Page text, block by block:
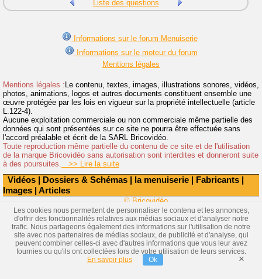
Vidéos | Dossiers & Schémas | la menuiserie | Fabricants |
Images | Articles
Liste des questions
Informations sur le forum Menuiserie
Informations sur le moteur du forum
Mentions légales
Mentions légales : Le contenu, textes, images, illustrations sonores, vidéos,
photos, animations, logos et autres documents constituent ensemble une
œuvre protégée par les lois en vigueur sur la propriété intellectuelle (article
L.122-4).
Aucune exploitation commerciale ou non commerciale même partielle des
données qui sont présentées sur ce site ne pourra être effectuée sans
l'accord préalable et écrit de la SARL Bricovidéo.
Toute reproduction même partielle du contenu de ce site et de l'utilisation
de la marque Bricovidéo sans autorisation sont interdites et donneront suite
à des poursuites. >> Lire la suite
© Bricovidéo
Les cookies nous permettent de personnaliser le contenu et les annonces,
d'offrir des fonctionnalités relatives aux médias sociaux et d'analyser notre
trafic. Nous partageons également des informations sur l'utilisation de notre
site avec nos partenaires de médias sociaux, de publicité et d'analyse, qui
peuvent combiner celles-ci avec d'autres informations que vous leur avez
fournies ou qu'ils ont collectées lors de votre utilisation de leurs services.
En savoir plus
Ok ×